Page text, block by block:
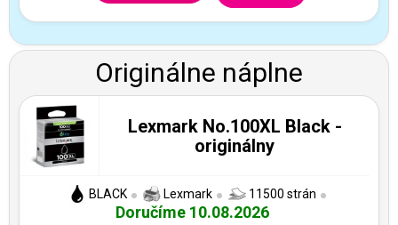
Originálne náplne
Lexmark No.100XL Black -
originálny
BLACK Lexmark 11500 strán
Doručíme 10.08.2026